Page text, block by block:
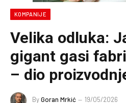
KOMPANIJE
Velika odluka:
gigant gasi
– dio
ByGoran Mrkić 19/05/2026